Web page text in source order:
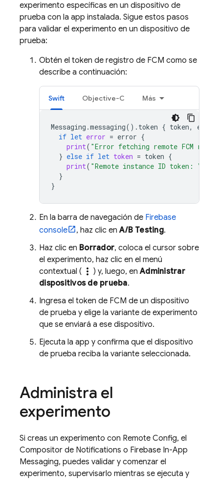
experimento específicas en un dispositivo de
prueba con la app instalada. Sigue estos pasos
para validar el experimento en un dispositivo de
prueba:
Obtén el token de registro de FCM como se
describe a continuación:
Swift Objective-C Más
Messaging .messaging(). token { token,
error
if let error = error {
print( "Error fetching remote FCM
} else if let token = token {
print( "Remote instance ID token: \(
}
}
En la barra de navegación de Firebase
console
, haz clic enA/B Testing.
Haz clic en Borrador, coloca el cursor sobre
el experimento, haz clic en el menú
contextual ( more_vert ) y, luego, enAdministrar
dispositivos de prueba.
Ingresa el token de FCM de un dispositivo
de prueba y elige la variante de experimento
que se enviará a ese dispositivo.
Ejecuta la app y confirma que el dispositivo
de prueba reciba la variante seleccionada.
Administra el
experimento
Si creas un experimento con Remote Config, el
Compositor de Notifications o Firebase In-App
Messaging, puedes validar y comenzar el
experimento, supervisarlo mientras se ejecuta y